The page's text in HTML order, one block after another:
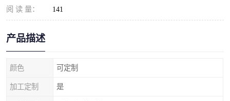
阅 读 量： 141
产品描述
颜色 可定制
加工定制 是